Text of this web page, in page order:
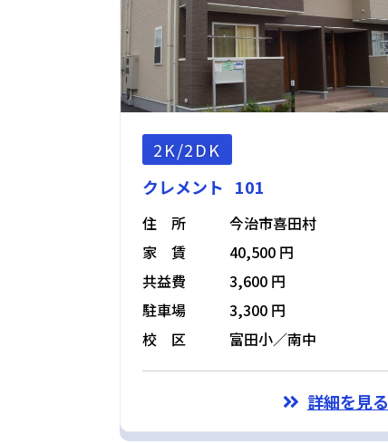
2K/2DK
クレメント 101
住 所
今治市喜田村
家 賃
40,500 円
共益費
3,600 円
駐車場
3,300 円
校 区
富田小／南中
詳細を見る